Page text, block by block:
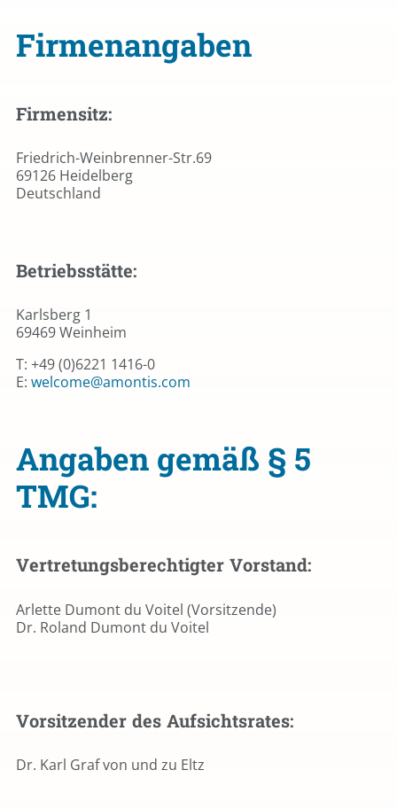
Firmenangaben
Firmensitz:
Friedrich-Weinbrenner-Str.69
69126 Heidelberg
Deutschland
Betriebsstätte:
Karlsberg 1
69469 Weinheim
T: +49 (0)6221 1416-0
E: welcome@amontis.com
Angaben gemäß § 5
TMG:
Vertretungsberechtigter Vorstand:
Arlette Dumont du Voitel (Vorsitzende)
Dr. Roland Dumont du Voitel
Vorsitzender des Aufsichtsrates:
Dr. Karl Graf von und zu Eltz